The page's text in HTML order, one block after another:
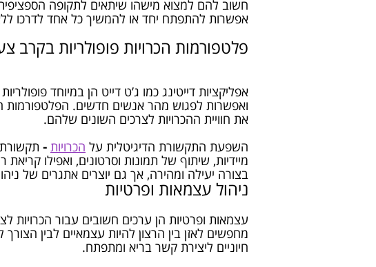
חשוב להם למצוא מישהו שיתאים לתקופה
אפשרות להתפתח יחד או להמשיך כל אחד לדרכו
פלטפורמות הכרויות פופולריות בקרב
אפליקציות דייטינג כמו ג’ט דייט הן במיוחד
ואפשרות לפגוש מהר אנשים חדשים. הפלטפורמות
את חוויית ההכרויות לצרכים השונים שלהם.
השפעת התקשורת הדיגיטלית על הכרויות -
מיידיות, שיתוף של תמונות וסרטונים, ואפילו
בצורה יעילה ומהירה, אך גם יוצרים אתגרים של
ניהול עצמאות ופרטיות
עצמאות ופרטיות הן ערכים חשובים עבור הכרויות
מחפשים לאזן בין הרצון להיות עצמאיים לבין
חיוניים ליצירת קשר בריא ומתפתח.